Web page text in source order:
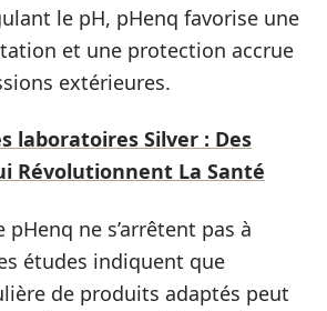
le pH, pHenq favorise une
et une protection accrue
extérieures.
laboratoires Silver : Des
Révolutionnent La Santé
pHenq ne s’arrêtent pas à
études indiquent que
de produits adaptés peut